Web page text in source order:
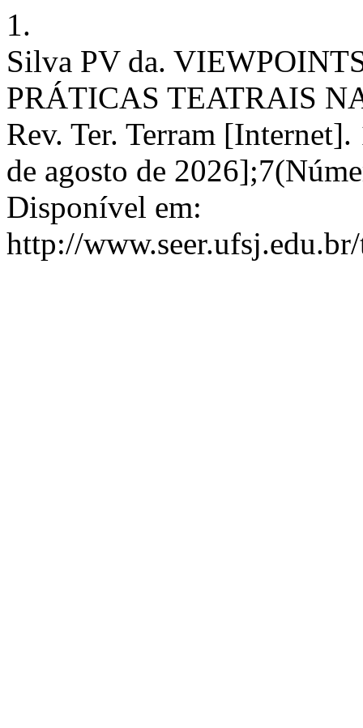
1.
Silva PV da.
PRÁTICAS TEATRAIS
Rev. Ter. Terram [Internet].
de agosto de
Disponível em:
http://